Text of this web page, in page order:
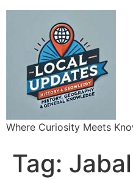
Where Curiosity Meets
Tag: